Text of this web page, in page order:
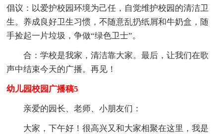
倡议：以爱护校园环境为己任，自觉维护校园的清洁卫
生。养成良好卫生习惯，不随意乱扔纸屑和牛奶盒，随
手捡起一片垃圾，争做“绿色卫士”。
合：学校是我家，清洁靠大家。最后，让我们在歌
声中结束今天的广播。再见！
幼儿园校园广播稿5
亲爱的园长、老师、小朋友们：
大家，下午好！很高兴又和大家相聚在这里，我是